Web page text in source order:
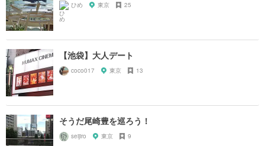
ひめ 東京 25
【池袋】大人デート
coco017 東京 13
そうだ尾崎豊を巡ろう！
seijiro 東京 9